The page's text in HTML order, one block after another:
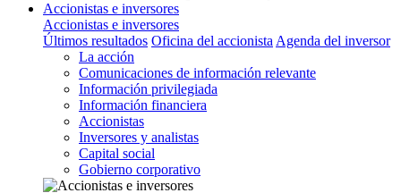
Accionistas e inversores
Accionistas e inversores
Últimos resultados Oficina del accionista Agenda del inversor
La acción
Comunicaciones de información relevante
Información privilegiada
Información financiera
Accionistas
Inversores y analistas
Capital social
Gobierno corporativo